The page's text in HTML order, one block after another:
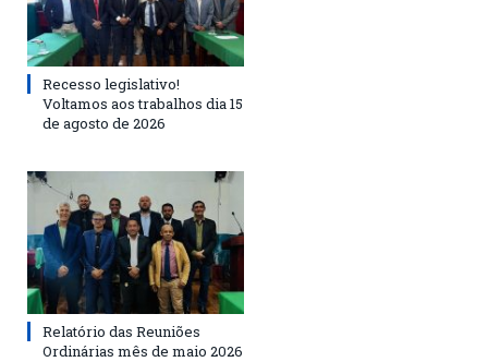
Recesso legislativo!
Voltamos aos trabalhos dia 15
de agosto de 2026
Relatório das Reuniões
Ordinárias mês de maio 2026